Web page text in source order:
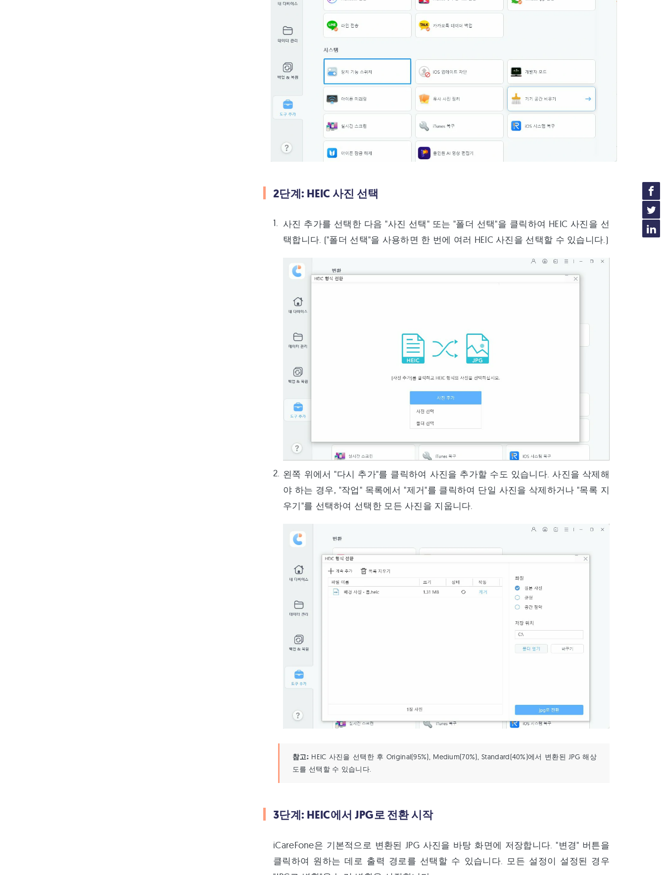
2단계: HEIC 사진 선택
사진 추가를 선택한 다음 "사진 선택" 또는 "폴더 선택"을 클릭하여 HEIC 사진을 선
택합니다. ("폴더 선택"을 사용하면 한 번에 여러 HEIC 사진을 선택할 수 있습니다.)
왼쪽 위에서 "다시 추가"를 클릭하여 사진을 추가할 수도 있습니다. 사진을 삭제해
야 하는 경우, "작업" 목록에서 "제거"를 클릭하여 단일 사진을 삭제하거나 "목록 지
우기"를 선택하여 선택한 모든 사진을 지웁니다.
참고:HEIC 사진을 선택한 후 Original(95%), Medium(70%), Standard(40%)에서 변환된 JPG 해상
도를 선택할 수 있습니다.
3단계: HEIC에서 JPG로 전환 시작
iCareFone은 기본적으로 변환된 JPG 사진을 바탕 화면에 저장합니다. "변경" 버튼을
클릭하여 원하는 데로 출력 경로를 선택할 수 있습니다. 모든 설정이 설정된 경우